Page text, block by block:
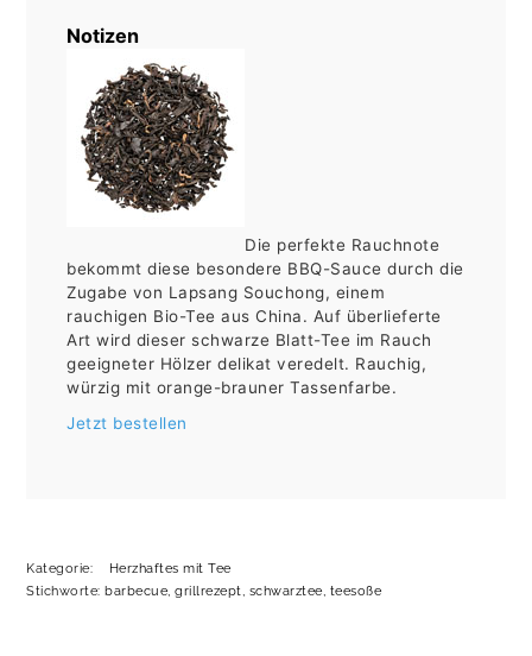
Notizen
Die perfekte Rauchnote
bekommt diese besondere BBQ-Sauce durch die
Zugabe von Lapsang Souchong, einem
rauchigen Bio-Tee aus China. Auf überlieferte
Art wird dieser schwarze Blatt-Tee im Rauch
geeigneter Hölzer delikat veredelt. Rauchig,
würzig mit orange-brauner Tassenfarbe.
Jetzt bestellen
Kategorie:
Herzhaftes mit Tee
Stichworte: barbecue,grillrezept, schwarztee, teesoße